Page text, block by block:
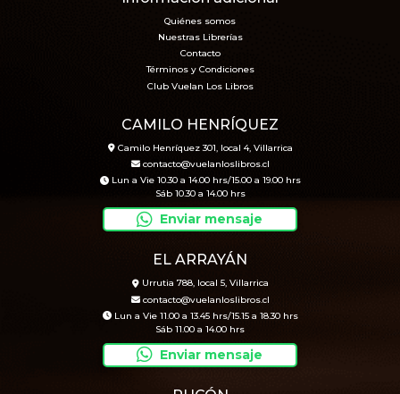
Quiénes somos
Nuestras Librerías
Contacto
Términos y Condiciones
Club Vuelan Los Libros
CAMILO HENRÍQUEZ
Camilo Henríquez 301, local 4, Villarrica
contacto@vuelanloslibros.cl
Lun a Vie 10.30 a 14.00 hrs/15.00 a 19.00 hrs
Sáb 10.30 a 14.00 hrs
Enviar mensaje
EL ARRAYÁN
Urrutia 788, local 5, Villarrica
contacto@vuelanloslibros.cl
Lun a Vie 11.00 a 13.45 hrs/15.15 a 18.30 hrs
Sáb 11.00 a 14.00 hrs
Enviar mensaje